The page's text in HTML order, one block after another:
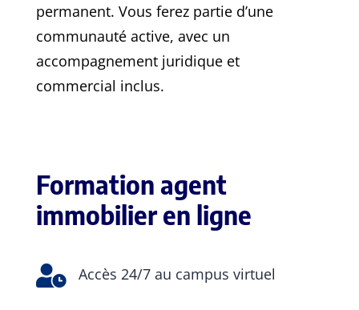
permanent. Vous ferez partie d’une
communauté active, avec un
accompagnement juridique et
commercial inclus.
Formation agent
immobilier en ligne
 Accès 24/7 au campus virtuel